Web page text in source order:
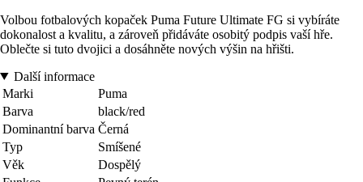
Volbou fotbalových kopaček Puma Future Ultimate FG si vybíráte
dokonalost a kvalitu, a zároveň přidáváte osobitý podpis vaší hře.
Oblečte si tuto dvojici a dosáhněte nových výšin na hřišti.
Další informace
Marki
Puma
Barva
black/red
Dominantní barva Černá
Typ
Smíšené
Věk
Dospělý